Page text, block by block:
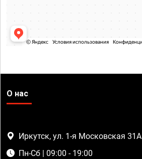
О нас
Иркутск, ул. 1-я Московская 31А
Пн-Сб | 09:00 - 19:00